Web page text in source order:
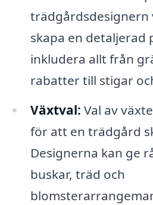
trädgårdsdesignern
skapa en detaljerad
inkludera allt från
rabatter till stigar
Växtval: Val av
för att en trädgård
Designerna kan ge
buskar, träd och